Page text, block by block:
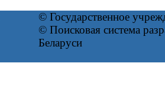
© Государственное
© Поисковая система
Беларуси